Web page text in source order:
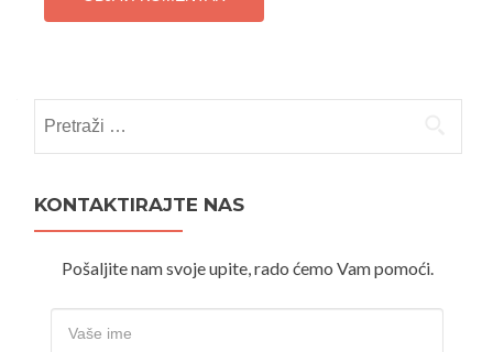
KONTAKTIRAJTE NAS
Pošaljite nam svoje upite, rado ćemo Vam pomoći.